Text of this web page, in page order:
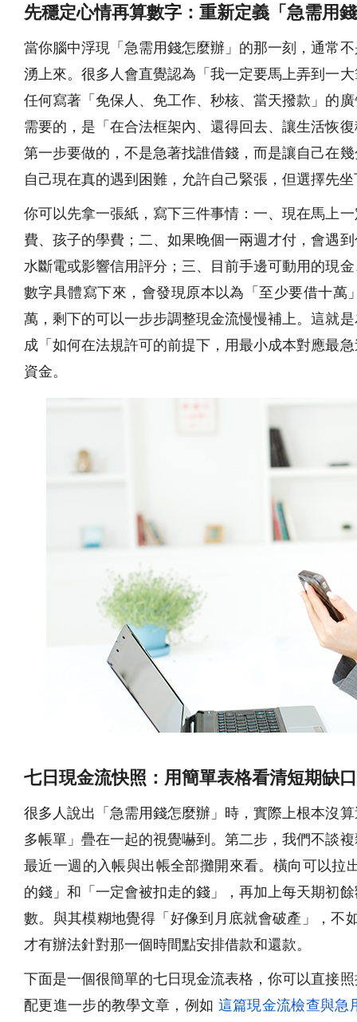
先穩定心情再算數字：重新定義「急需用
當你腦中浮現「急需用錢怎麼辦」的那一刻，通常
湧上來。很多人會直覺認為「我一定要馬上弄到一
任何寫著「免保人、免工作、秒核、當天撥款」的
需要的，是「在合法框架內、還得回去、讓生活恢
第一步要做的，不是急著找誰借錢，而是讓自己在
自己現在真的遇到困難，允許自己緊張，但選擇先
你可以先拿一張紙，寫下三件事情：一、現在馬上
費、孩子的學費；二、如果晚個一兩週才付，會遇
水斷電或影響信用評分；三、目前手邊可動用的現
數字具體寫下來，會發現原本以為「至少要借十
萬，剩下的可以一步步調整現金流慢慢補上。這就
成「如何在法規許可的前提下，用最小成本對應最
資金。
七日現金流快照：用簡單表格看清短期缺
很多人說出「急需用錢怎麼辦」時，實際上根本沒
多帳單」疊在一起的視覺嚇到。第二步，我們不談
最近一週的入帳與出帳全部攤開來看。橫向可以拉
的錢」和「一定會被扣走的錢」，再加上每天期初
數。與其模糊地覺得「好像到月底就會破產」，不
才有辦法針對那一個時間點安排借款和還款。
下面是一個很簡單的七日現金流表格，你可以直接
配更進一步的教學文章，例如 這篇現金流檢查與急